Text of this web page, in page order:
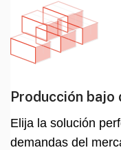
Producción bajo
Elija la solución
demandas del